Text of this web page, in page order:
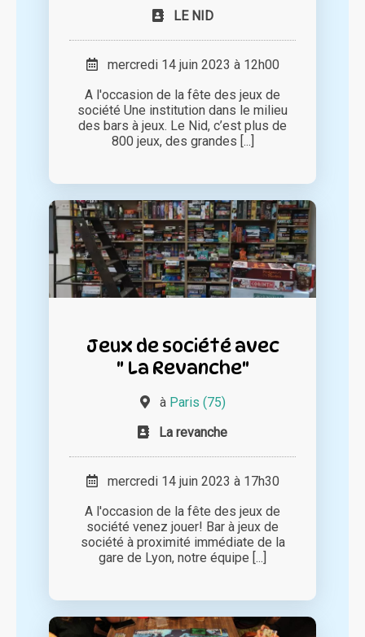
LE NID
mercredi 14 juin 2023 à 12h00
A l'occasion de la fête des jeux de
société Une institution dans le milieu
des bars à jeux. Le Nid, c’est plus de
800 jeux, des grandes [...]
Jeux de société avec
" La Revanche"
à Paris (75)
La revanche
mercredi 14 juin 2023 à 17h30
A l'occasion de la fête des jeux de
société venez jouer! Bar à jeux de
société à proximité immédiate de la
gare de Lyon, notre équipe [...]